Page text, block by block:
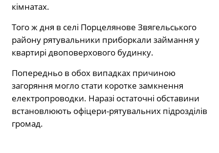
кімнатах.
Того ж дня в селі Порцелянове Звягельського
району рятувальники приборкали займання у
квартирі двоповерхового будинку.
Попередньо в обох випадках причиною
загоряння могло стати коротке замкнення
електропроводки. Наразі остаточні обставини
встановлюють офіцери-рятувальних підрозділів
громад.